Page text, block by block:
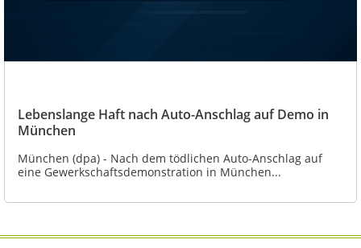
Lebenslange Haft nach Auto-Anschlag auf Demo in
München
München (dpa) - Nach dem tödlichen Auto-Anschlag auf
eine Gewerkschaftsdemonstration in München...